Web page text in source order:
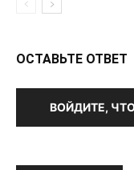
ОСТАВЬТЕ ОТВЕТ
ВОЙДИТЕ,